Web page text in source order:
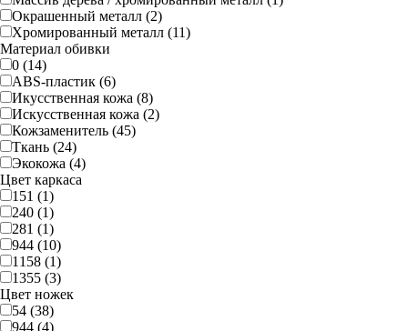
Окрашенный металл (2)
Хромированный металл (11)
Материал обивки
0 (14)
ABS-пластик (6)
Икусственная кожа (8)
Искусственная кожа (2)
Кожзаменитель (45)
Ткань (24)
Экокожа (4)
Цвет каркаса
151 (1)
240 (1)
281 (1)
944 (10)
1158 (1)
1355 (3)
Цвет ножек
54 (38)
944 (4)